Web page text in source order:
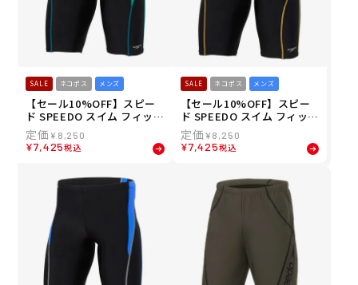
SALE ネコポス メンズ
【セール10%OFF】スピー
ド SPEEDO スイム フィット
ネス 水着 フィール アップ
ルースン ジャマー Feel Up
Loosen Jammer SF62560-
¥ 8,250
¥7,425税込
SALE ネコポス メンズ
【セール10%OFF】スピー
ド SPEEDO スイム フィット
ネス 競泳 水着 フィール ア
ップ ルースン ジャマー Fee
l Up Loosen Jammer SF6
¥8,250
¥7,425税込